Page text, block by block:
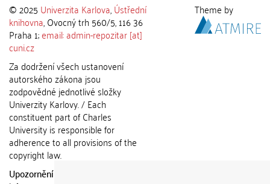
© 2025 Univerzita Karlova,Ústřední
knihovna, Ovocný trh 560/5, 116 36
Praha 1;email: admin-repozitar [at]
cuni.cz
Za dodržení všech ustanovení
autorského zákona jsou
zodpovědné jednotlivé složky
Univerzity Karlovy. / Each
constituent part of Charles
University is responsible for
adherence to all provisions of the
copyright law.
Upozornění / Notice:
Theme by